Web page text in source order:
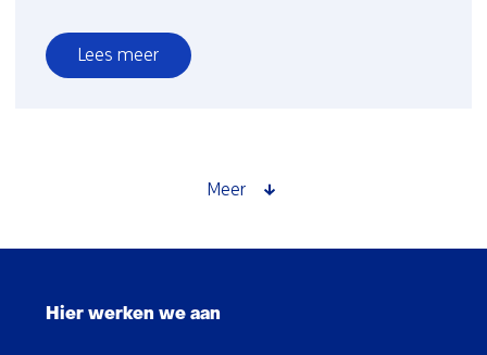
Lees meer
over
slaagt
Meer
Hier werken we aan